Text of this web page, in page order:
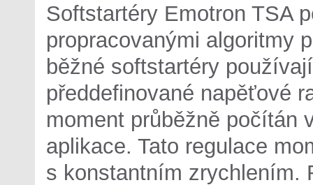
Softstartéry Emotron TSA
propracovanými algoritmy
běžné softstartéry
předdefinované napěťové
moment průběžně počítán
aplikace. Tato regulace
s konstantním zrychlením.